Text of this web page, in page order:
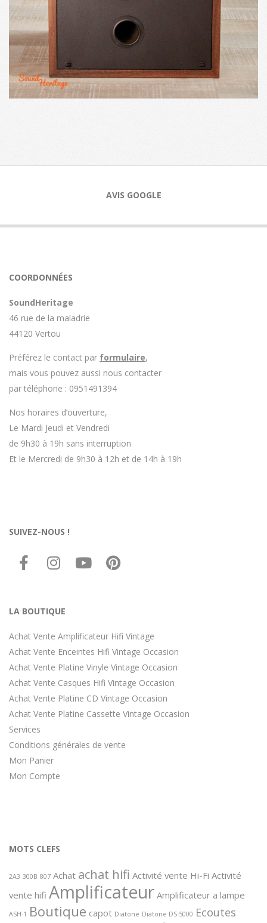
AVIS GOOGLE
COORDONNÉES
SoundHeritage
46 rue de la maladrie
44120 Vertou
Préférez le contact par formulaire,
mais vous pouvez aussi nous contacter
par téléphone : 0951491394
Nos horaires d’ouverture,
Le Mardi Jeudi et Vendredi
de 9h30 à 19h sans interruption
Et le Mercredi de 9h30 à 12h et de 14h à 19h
SUIVEZ-NOUS !
LA BOUTIQUE
Achat Vente Amplificateur Hifi Vintage
Achat Vente Enceintes Hifi Vintage Occasion
Achat Vente Platine Vinyle Vintage Occasion
Achat Vente Casques Hifi Vintage Occasion
Achat Vente Platine CD Vintage Occasion
Achat Vente Platine Cassette Vintage Occasion
Services
Conditions générales de vente
Mon Panier
Mon Compte
MOTS CLEFS
2A3 300B 807 Achat achat hifi Activité vente Hi-Fi Activité
vente hifi Amplificateur Amplificateur a lampe
ASH-1 Boutique capot Diatone Diatone DS-5000 Ecoutes